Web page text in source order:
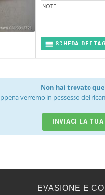
NOTE
SCHEDA
Non hai trovato
verremo in possesso del
INVIACI LA
EVASIONE E